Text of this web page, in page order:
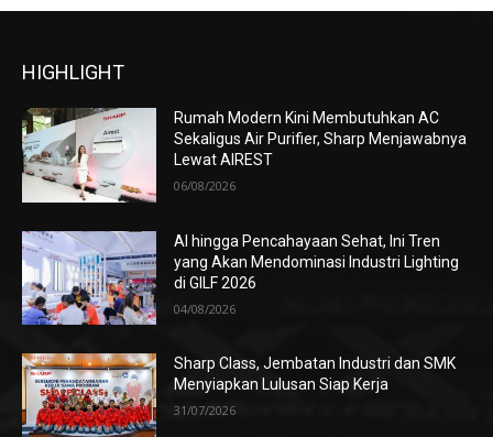
HIGHLIGHT
Rumah Modern Kini Membutuhkan AC
Sekaligus Air Purifier, Sharp Menjawabnya
Lewat AIREST
06/08/2026
AI hingga Pencahayaan Sehat, Ini Tren
yang Akan Mendominasi Industri Lighting
di GILF 2026
04/08/2026
Sharp Class, Jembatan Industri dan SMK
Menyiapkan Lulusan Siap Kerja
31/07/2026